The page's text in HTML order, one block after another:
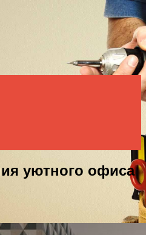
уютного офиса